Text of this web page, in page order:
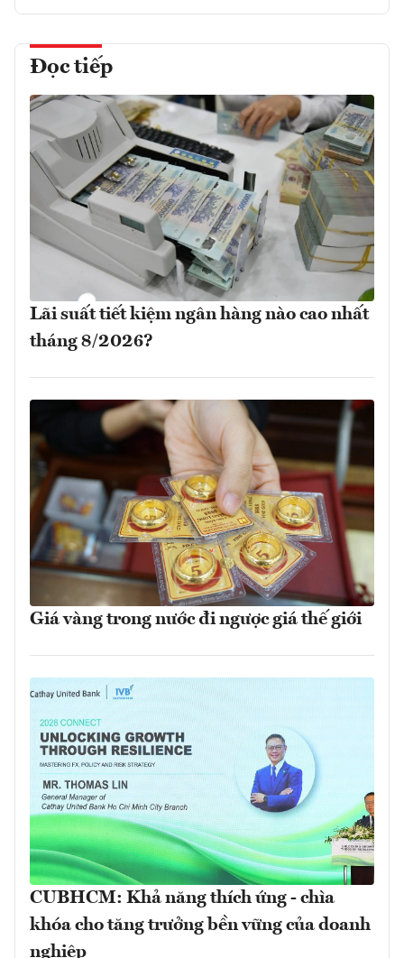
Đọc tiếp
Lãi suất tiết kiệm ngân hàng nào cao nhất
tháng 8/2026?
Giá vàng trong nước đi ngược giá thế giới
CUBHCM: Khả năng thích ứng - chìa
khóa cho tăng trưởng bền vững của doanh
nghiệp